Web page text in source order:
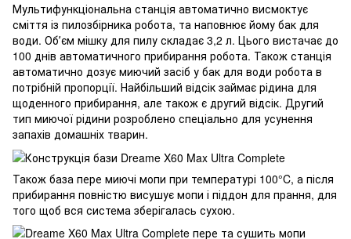
Мультифункціональна станція автоматично висмоктує
сміття із пилозбірника робота, та наповнює йому бак для
води. Обʼєм мішку для пилу складає 3,2 л. Цього вистачає до
100 днів автоматичного прибирання робота. Також станція
автоматично дозує миючий засіб у бак для води робота в
потрібній пропорції. Найбільший відсік займає рідина для
щоденного прибирання, але також є другий відсік. Другий
тип миючої рідини розроблено спеціально для усунення
запахів домашніх тварин.
Також база пере миючі мопи при температурі 100°C, а після
прибирання повністю висушує мопи і піддон для прання, для
того щоб вся система зберігалась сухою.